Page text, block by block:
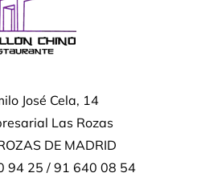
José Cela, 14
Las Rozas
DE MADRID
94 25 / 91 640 08 54